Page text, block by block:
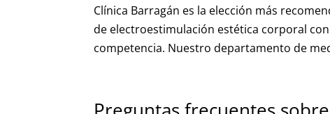
Clínica Barragán es la elección más
de electroestimulación estética corporal
competencia. Nuestro departamento de